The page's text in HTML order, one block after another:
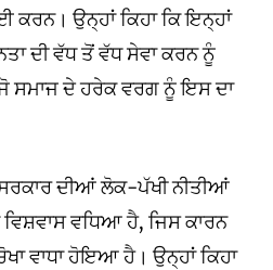
ਕਰਨ। ਉਨ੍ਹਾਂ ਕਿਹਾ ਕਿ ਇਨ੍ਹਾਂ
ਦੀ ਵੱਧ ਤੋਂ ਵੱਧ ਸੇਵਾ ਕਰਨ ਨੂੰ
ਜੋ ਸਮਾਜ ਦੇ ਹਰੇਕ ਵਰਗ ਨੂੰ ਇਸ ਦਾ
ਸਰਕਾਰ ਦੀਆਂ ਲੋਕ-ਪੱਖੀ ਨੀਤੀਆਂ
ਵਿਸ਼ਵਾਸ ਵਧਿਆ ਹੈ, ਜਿਸ ਕਾਰਨ
ਵਾਧਾ ਹੋਇਆ ਹੈ। ਉਨ੍ਹਾਂ ਕਿਹਾ